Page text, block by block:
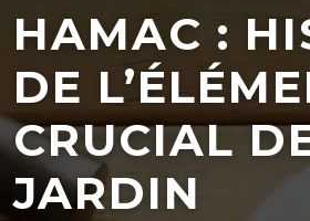
HAMAC :
DE
CRUCIAL
JARDIN